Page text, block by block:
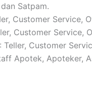
Satpam.
Customer Service,
Customer Service,
Teller, Customer
Apotek, Apoteker,